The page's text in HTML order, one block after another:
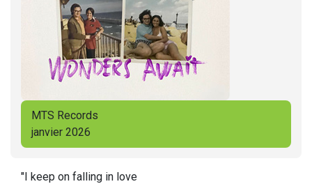
MTS Records
janvier 2026
"I keep on falling in love